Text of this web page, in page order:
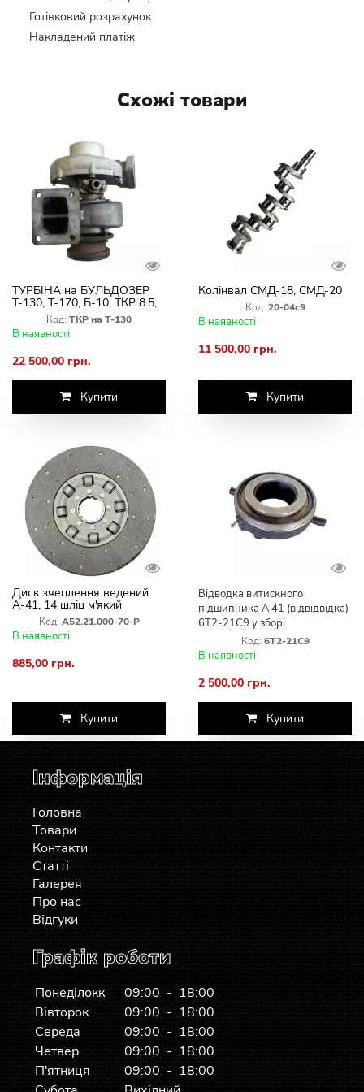
Готівковий розрахунок
Накладений платіж
Схожі товари
ТУРБІНА на БУЛЬДОЗЕР
Т-130, Т-170, Б-10, ТКР 8.5,
ТКР-8.5, Д-440 А-41,
Д-160М, Д-180(Нова)
Код: ТКР на Т-130
В наявності
22 500,00 грн.
Купити
Колінвал СМД-18, СМД-20
Код: 20-04с9
В наявності
11 500,00 грн.
Купити
Диск зчеплення ведений
А-41, 14 шліц м'який
А52.21.000-70-Р
Код: А52.21.000-70-Р
В наявності
885,00 грн.
Купити
Відводка витискного
підшипника А 41 (відвідвідка)
6Т2-21С9 у зборі
Код: 6Т2-21С9
В наявності
2 500,00 грн.
Купити
Інформація
Головна
Товари
Контакти
Статті
Галерея
Про нас
Відгуки
Графік роботи
Понеділокк
09:00 - 18:00
Вівторок
09:00 - 18:00
Середа
09:00 - 18:00
Четвер
09:00 - 18:00
П'ятниця
09:00 - 18:00